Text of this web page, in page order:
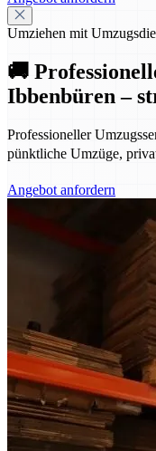
Umziehen mit
🚚
Ibbenbüren –
Professioneller
pünktliche Umzüge,
Angebot anfordern